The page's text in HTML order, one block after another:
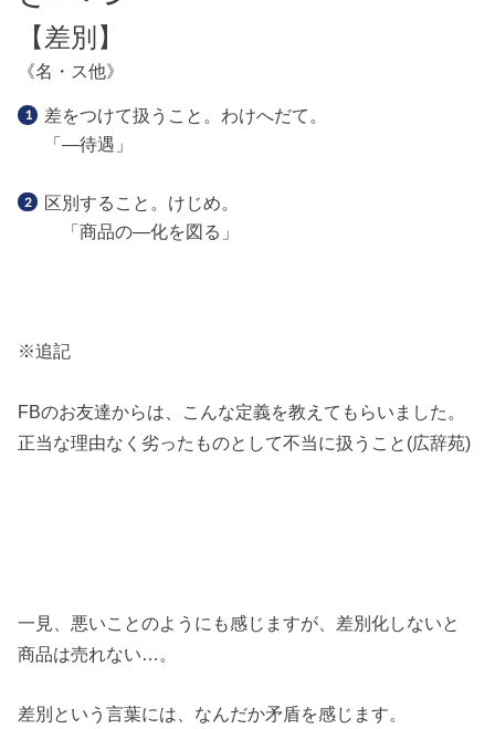
【差別 】
《名・ス他》
差をつけて扱うこと。わけへだて。
「―待遇」
区別すること。けじめ。
「商品の―化を図る」
※追記
FBのお友達からは、こんな定義を教えてもらいました。
正当な理由なく劣ったものとして不当に扱うこと(広辞苑)
一見、悪いことのようにも感じますが、差別化しないと
商品は売れない…。
差別という言葉には、なんだか矛盾を感じます。